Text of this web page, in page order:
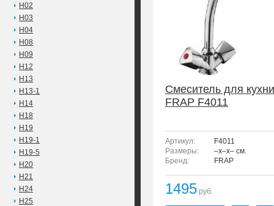
H02
H03
H04
H08
H09
H12
H13
H13-1
H14
H18
H19
H19-1
H19-5
H20
H21
H24
H25
Смеситель для кухни
FRAP F4011
Артикул:
F4011
Размеры:
–x–x– см.
Бренд:
FRAP
1495 руб.